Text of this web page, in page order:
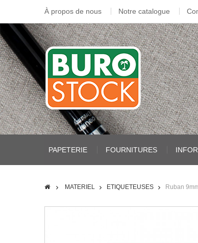
À propos de nous Notre catalogue
PAPETERIE FOURNITURES
MATERIEL ETIQUETEUSES Ruban